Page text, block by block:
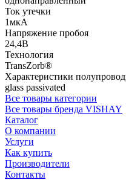
Ток утечки
1мкА
Напряжение пробоя
24,4В
Технология
TransZorb®
Характеристики
glass passivated
Все товары категории
Все товары бренда VISHAY
Каталог
О компании
Услуги
Как купить
Производители
Контакты